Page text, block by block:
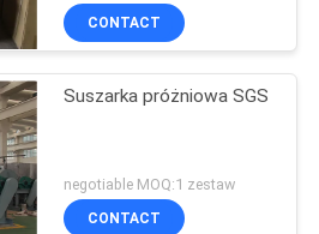
CONTACT
Suszarka próżniowa SGS
negotiable MOQ:1 zestaw
CONTACT